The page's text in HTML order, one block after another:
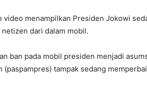
video menampilkan Presiden Jokowi
netizen dari dalam mobil.
ban pada mobil presiden menjadi
(paspampres) tampak sedang